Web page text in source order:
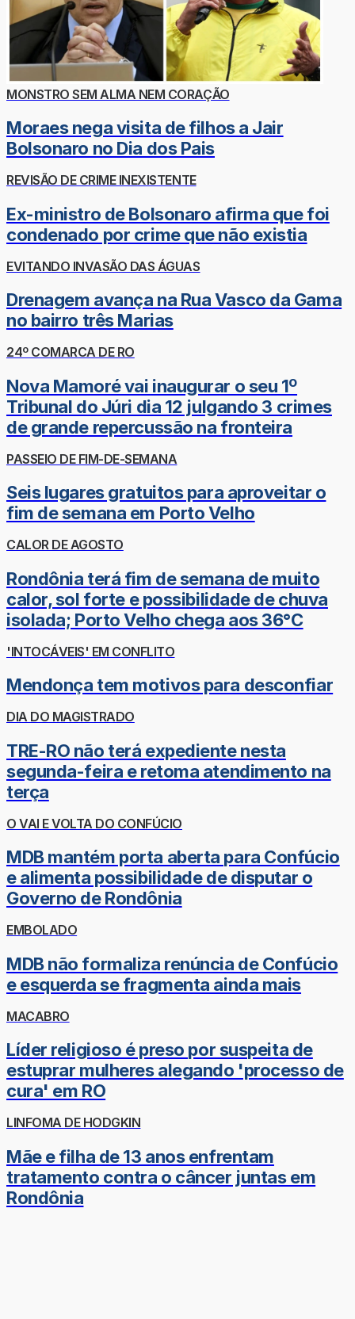
MONSTRO SEM ALMA NEM CORAÇÃO
Moraes nega visita de filhos a Jair
Bolsonaro no Dia dos Pais
REVISÃO DE CRIME INEXISTENTE
Ex-ministro de Bolsonaro afirma que foi
condenado por crime que não existia
EVITANDO INVASÃO DAS ÁGUAS
Drenagem avança na Rua Vasco da Gama
no bairro três Marias
24º COMARCA DE RO
Nova Mamoré vai inaugurar o seu 1º
Tribunal do Júri dia 12 julgando 3 crimes
de grande repercussão na fronteira
PASSEIO DE FIM-DE-SEMANA
Seis lugares gratuitos para aproveitar o
fim de semana em Porto Velho
CALOR DE AGOSTO
Rondônia terá fim de semana de muito
calor, sol forte e possibilidade de chuva
isolada; Porto Velho chega aos 36°C
'INTOCÁVEIS' EM CONFLITO
Mendonça tem motivos para desconfiar
DIA DO MAGISTRADO
TRE-RO não terá expediente nesta
segunda-feira e retoma atendimento na
terça
O VAI E VOLTA DO CONFÚCIO
MDB mantém porta aberta para Confúcio
e alimenta possibilidade de disputar o
Governo de Rondônia
EMBOLADO
MDB não formaliza renúncia de Confúcio
e esquerda se fragmenta ainda mais
MACABRO
Líder religioso é preso por suspeita de
estuprar mulheres alegando 'processo de
cura' em RO
LINFOMA DE HODGKIN
Mãe e filha de 13 anos enfrentam
tratamento contra o câncer juntas em
Rondônia